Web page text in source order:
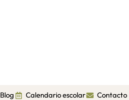
Blog Calendario escolar Contacto